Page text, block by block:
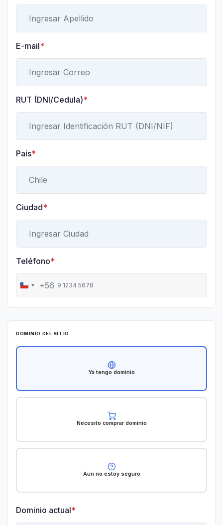
E-mail*
RUT (DNI/Cedula)*
País*
Ciudad*
Teléfono*
C
l
e
6
+56
DOMINIO DEL SITIO
Ya tengo dominio
Necesito comprar dominio
Aún no estoy seguro
Dominio actual*